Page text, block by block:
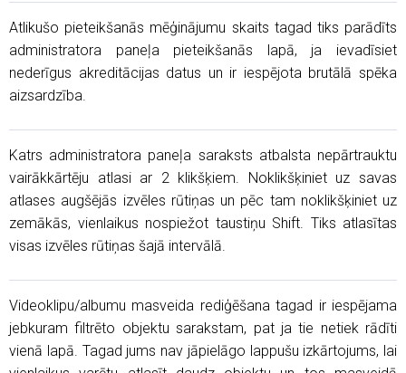
Atlikušo pieteikšanās mēģinājumu skaits tagad tiks parādīts
administratora paneļa pieteikšanās lapā, ja ievadīsiet
nederīgus akreditācijas datus un ir iespējota brutālā spēka
aizsardzība.
Katrs administratora paneļa saraksts atbalsta nepārtrauktu
vairākkārtēju atlasi ar 2 klikšķiem. Noklikšķiniet uz savas
atlases augšējās izvēles rūtiņas un pēc tam noklikšķiniet uz
zemākās, vienlaikus nospiežot taustiņu Shift. Tiks atlasītas
visas izvēles rūtiņas šajā intervālā.
Videoklipu/albumu masveida rediģēšana tagad ir iespējama
jebkuram filtrēto objektu sarakstam, pat ja tie netiek rādīti
vienā lapā. Tagad jums nav jāpielāgo lappušu izkārtojums, lai